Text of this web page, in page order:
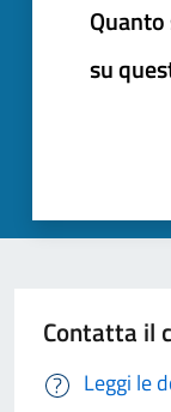
su
Contatta il
Leggi le